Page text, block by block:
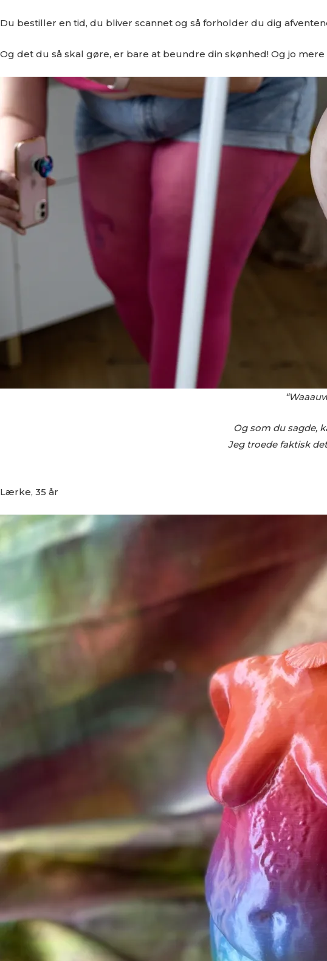
Du bestiller en tid, du bliver scannet og så forholder du dig
Og det du så skal gøre, er bare at beundre din skønhed! Og jo
Og som du sagde,
Jeg troede faktisk
Lærke, 35 år